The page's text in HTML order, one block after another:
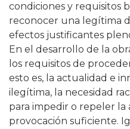
condiciones y requisitos
reconocer una legítima
efectos justificantes
En el desarrollo de la
los requisitos de
esto es, la actualidad e
ilegítima, la necesidad
para impedir o repeler la
provocación suficiente.